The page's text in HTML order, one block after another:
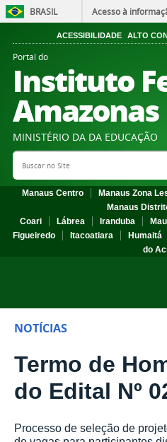
BRASIL Acesso à
ACESSIBILIDADE ALTO
Portal do
Instituto
Amazonas
MINISTÉRIO DA DA EDUCAÇÃO
Search Site
Manaus Centro Manaus Zona
Manaus
Coari
Lábrea Iranduba
Figueiredo
Itacoatiara Humaitá
do
NOTÍCIAS
Termo de
do Edital Nº
Processo de seleção de